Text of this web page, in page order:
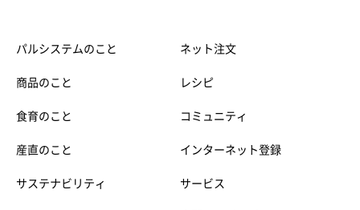
パルシステムのこと
商品のこと
食育のこと
産直のこと
サステナビリティ
ネット注文
レシピ
コミュニティ
インターネット登録
サービス